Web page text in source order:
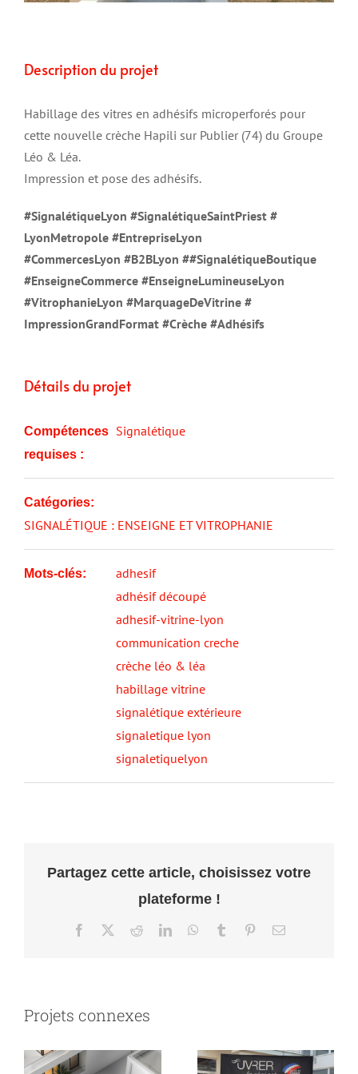
Description du projet
Habillage des vitres en adhésifs microperforés pour
cette nouvelle crèche Hapili sur Publier (74) du Groupe
Léo & Léa.
Impression et pose des adhésifs.
#SignalétiqueLyon #SignalétiqueSaintPriest #
LyonMetropole #EntrepriseLyon
#CommercesLyon #B2BLyon ##SignalétiqueBoutique
#EnseigneCommerce #EnseigneLumineuseLyon
#VitrophanieLyon #MarquageDeVitrine #
ImpressionGrandFormat #Crèche #Adhésifs
Détails du projet
Compétences
requises :
Signalétique
Catégories:
SIGNALÉTIQUE : ENSEIGNE ET VITROPHANIE
Mots-clés:
adhesif
adhésif découpé
adhesif-vitrine-lyon
communication creche
crèche léo & léa
habillage vitrine
signalétique extérieure
signaletique lyon
signaletiquelyon
Partagez cette article, choisissez votre
plateforme !
Facebook RedditLinkedInWhatsApp
Tumblr PinterestEmail
Projets connexes